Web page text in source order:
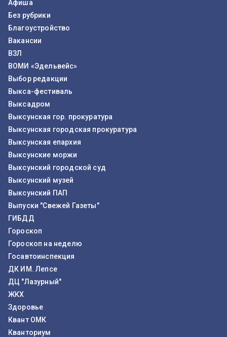
Афиша
Без рубрики
Благоустройство
Вакансии
ВЗЛ
ВОМИ «Эдельвейс»
Выбор редакции
Выкса-фестиваль
Выксадром
Выксунская гор. прокуратура
Выксунская городская прокуратура
Выксунская епархия
Выксунские моржи
Выксунский городской суд
Выксунский музей
Выксунский ПАП
Выпуски "Свежей Газеты"
ГИБДД
Гороскоп
Гороскоп на неделю
Госавтоинспекция
ДК ИМ. Лепсе
ДЦ "Лазурный"
ЖКХ
Здоровье
Квант ОМК
Кванториум